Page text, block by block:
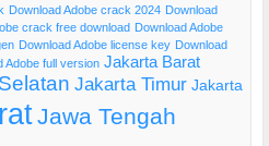
Download Adobe crack 2024 Download
crack free download Download Adobe
Download Adobe license key Download
Adobe full version Jakarta Barat
Jakarta Timur Jakarta
Jawa Tengah